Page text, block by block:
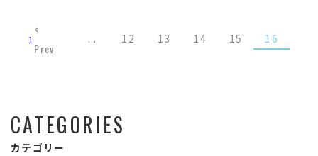
CATEGORIES
カテゴリー
1
<
Prev
... 12 13 14 15 16